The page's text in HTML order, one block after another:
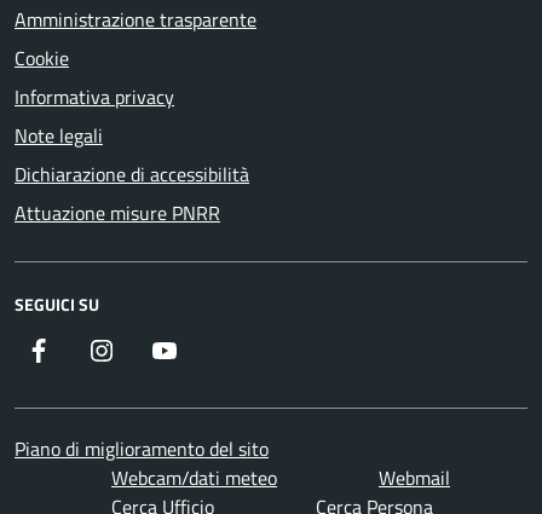
Amministrazione trasparente
Cookie
Informativa privacy
Note legali
Dichiarazione di accessibilità
Attuazione misure PNRR
SEGUICI SU
Facebook Instagram
Piano di miglioramento del sito
Webcam/dati meteo
Webmail
Cerca Ufficio
Cerca Persona